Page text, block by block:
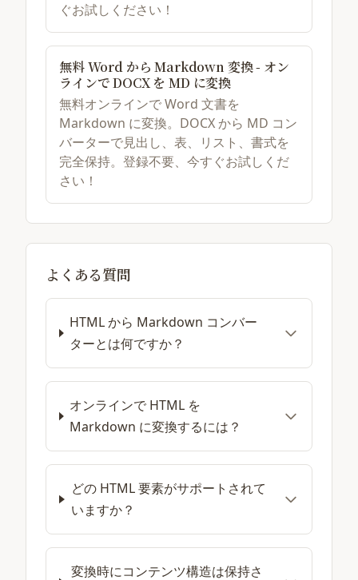
ぐお試しください！
無料 Word から Markdown 変換 - オン
ラインで DOCX を MD に変換
無料オンラインで Word 文書を
Markdown に変換。DOCX から MD コン
バーターで見出し、表、リスト、書式を
完全保持。登録不要、今すぐお試しくだ
さい！
よくある質問
HTML から Markdown コンバー
ターとは何ですか？
オンラインで HTML を
Markdown に変換するには？
どの HTML 要素がサポートされて
いますか？
変換時にコンテンツ構造は保持さ